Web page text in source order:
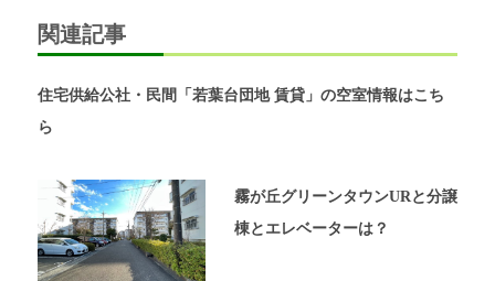
北
団
地」、
「グ
リ
ヒ
ル
鴨
志
ョ
ン
関連記事
住宅供給公社・民間「若葉台団地 賃貸」の空室情報はこち
ら
霧が丘グリーンタウンURと分譲
棟とエレベーターは？